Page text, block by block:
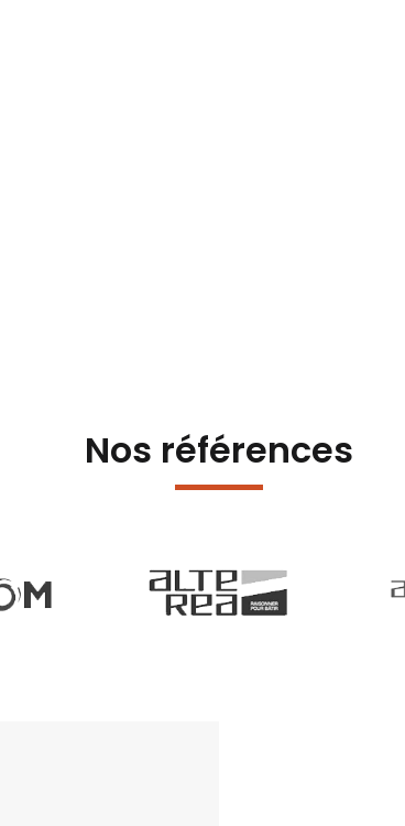
Nos références